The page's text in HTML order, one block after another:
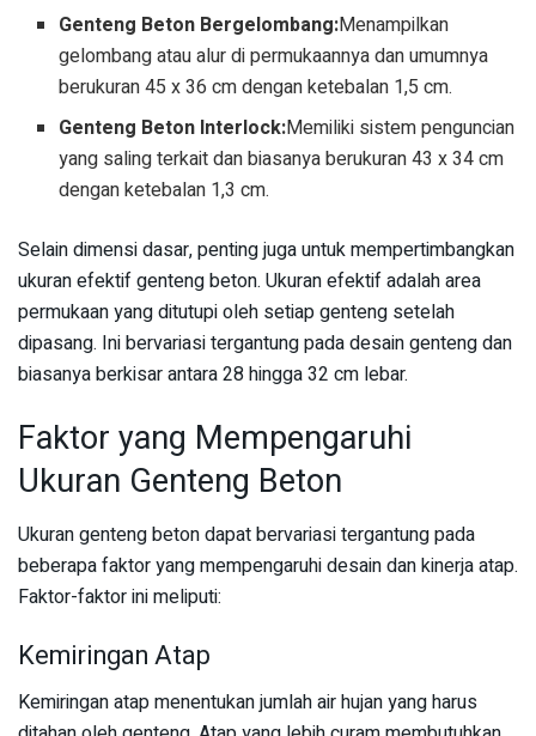
Genteng Beton Bergelombang:Menampilkan
gelombang atau alur di permukaannya dan umumnya
berukuran 45 x 36 cm dengan ketebalan 1,5 cm.
Genteng Beton Interlock:Memiliki sistem penguncian
yang saling terkait dan biasanya berukuran 43 x 34 cm
dengan ketebalan 1,3 cm.
Selain dimensi dasar, penting juga untuk mempertimbangkan
ukuran efektif genteng beton. Ukuran efektif adalah area
permukaan yang ditutupi oleh setiap genteng setelah
dipasang. Ini bervariasi tergantung pada desain genteng dan
biasanya berkisar antara 28 hingga 32 cm lebar.
Faktor yang Mempengaruhi
Ukuran Genteng Beton
Ukuran genteng beton dapat bervariasi tergantung pada
beberapa faktor yang mempengaruhi desain dan kinerja atap.
Faktor-faktor ini meliputi:
Kemiringan Atap
Kemiringan atap menentukan jumlah air hujan yang harus